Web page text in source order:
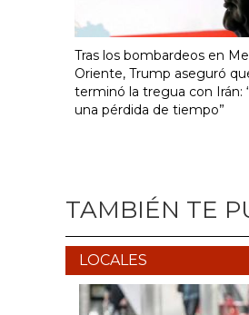
Tras los bombardeos en
Oriente, Trump aseguró
terminó la tregua con Irán:
una pérdida de tiempo”
TAMBIÉN TE
LOCALES